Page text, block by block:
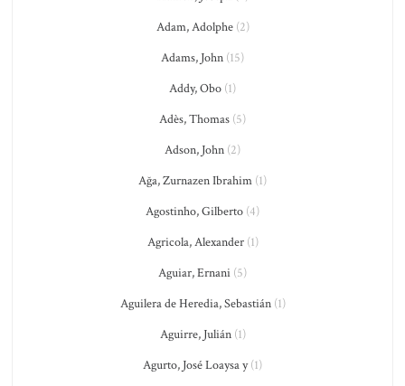
Adam, Adolphe(2)
Adams, John (15)
Addy, Obo (1)
Adès, Thomas (5)
Adson, John (2)
Ağa, Zurnazen Ibrahim (1)
Agostinho, Gilberto (4)
Agricola, Alexander(1)
Aguiar, Ernani (5)
Aguilera de Heredia, Sebastián(1)
Aguirre, Julián(1)
Agurto, José Loaysa y(1)